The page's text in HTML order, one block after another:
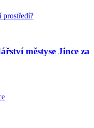
prostředí?
městyse Jince za